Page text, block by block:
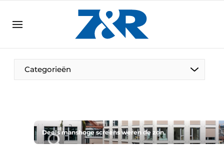
DE EN
NL
Categorieën
Deels manshoge screens weren de zon.